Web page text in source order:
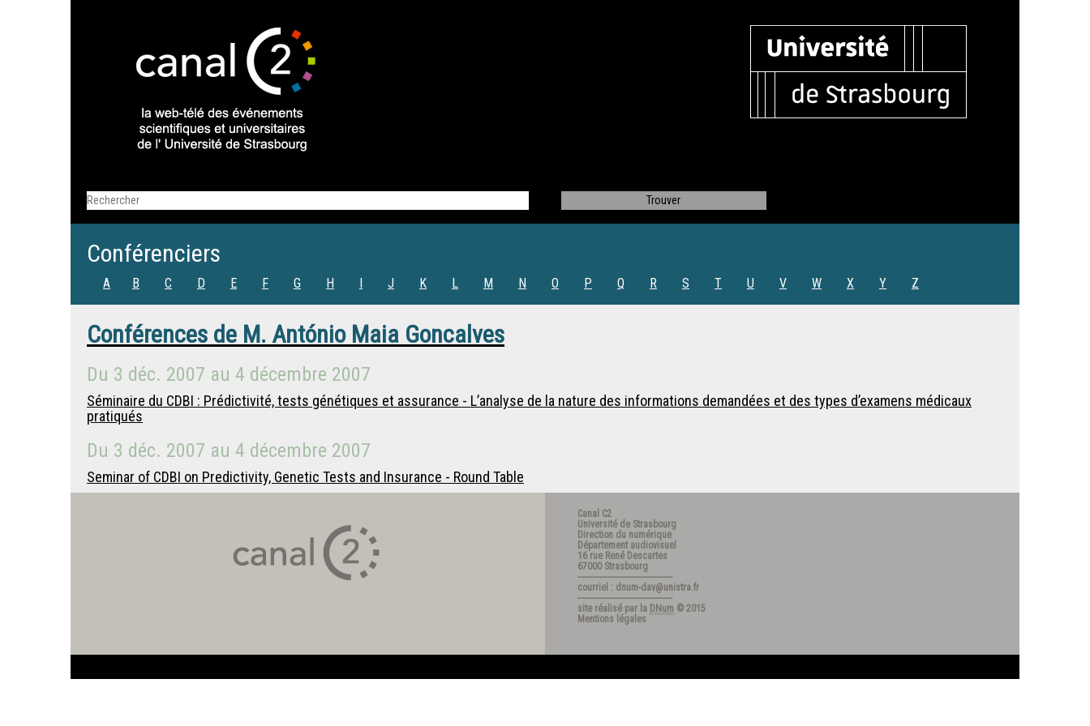
Conférenciers
A B C D E F G H I J K L M N O P Q R S T U V W X Y Z
Conférences de M. António Maia Goncalves
Du 3 déc. 2007 au 4 décembre 2007
Séminaire du CDBI : Prédictivité, tests génétiques et assurance - L’analyse de la nature des informations demandées et des types d’examens médicaux
pratiqués
Du 3 déc. 2007 au 4 décembre 2007
Seminar of CDBI on Predictivity, Genetic Tests and Insurance - Round Table
Canal C2
Université de Strasbourg
Direction du numérique
Département audiovisuel
16 rue René Descartes
67000 Strasbourg
---------------------------------------
courriel : dnum-dav@unistra.fr
---------------------------------------
site réalisé par la DNum © 2015
Mentions légales